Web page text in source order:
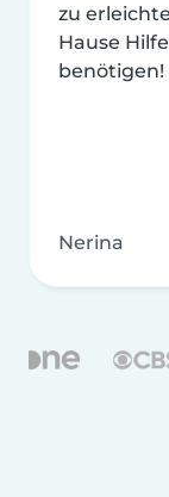
zu
Hause Hilfe
benötigen!
Nerina